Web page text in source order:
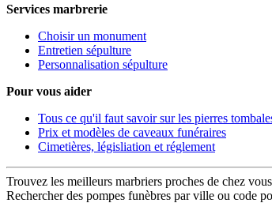
Services marbrerie
Choisir un monument
Entretien sépulture
Personnalisation sépulture
Pour vous aider
Tous ce qu'il faut savoir sur les pierres
Prix et modèles de caveaux funéraires
Cimetières, législiation et réglement
Trouvez les meilleurs marbriers proches de chez vous
Rechercher des pompes funèbres par ville ou code